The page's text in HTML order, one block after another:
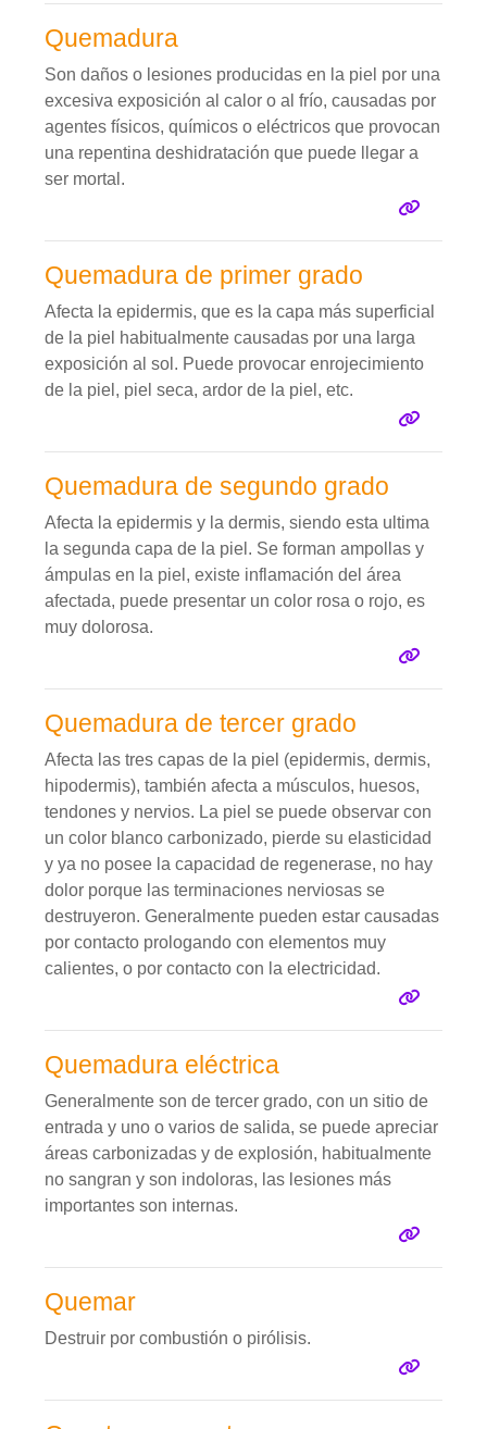
Quemadura
Son daños o lesiones producidas en la piel por una
excesiva exposición al calor o al frío, causadas por
agentes físicos, químicos o eléctricos que provocan
una repentina deshidratación que puede llegar a
ser mortal.
Quemadura de primer grado
Afecta la epidermis, que es la capa más superficial
de la piel habitualmente causadas por una larga
exposición al sol. Puede provocar enrojecimiento
de la piel, piel seca, ardor de la piel, etc.
Quemadura de segundo grado
Afecta la epidermis y la dermis, siendo esta ultima
la segunda capa de la piel. Se forman ampollas y
ámpulas en la piel, existe inflamación del área
afectada, puede presentar un color rosa o rojo, es
muy dolorosa.
Quemadura de tercer grado
Afecta las tres capas de la piel (epidermis, dermis,
hipodermis), también afecta a músculos, huesos,
tendones y nervios. La piel se puede observar con
un color blanco carbonizado, pierde su elasticidad
y ya no posee la capacidad de regenerase, no hay
dolor porque las terminaciones nerviosas se
destruyeron. Generalmente pueden estar causadas
por contacto prologando con elementos muy
calientes, o por contacto con la electricidad.
Quemadura eléctrica
Generalmente son de tercer grado, con un sitio de
entrada y uno o varios de salida, se puede apreciar
áreas carbonizadas y de explosión, habitualmente
no sangran y son indoloras, las lesiones más
importantes son internas.
Quemar
Destruir por combustión o pirólisis.